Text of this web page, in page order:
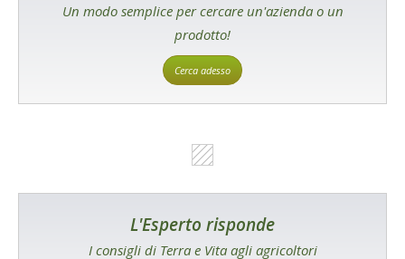
Un modo semplice per cercare un'azienda o un
prodotto!
Cerca adesso
L'Esperto risponde
I consigli di Terra e Vita agli agricoltori